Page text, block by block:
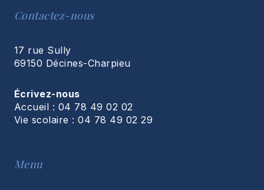
Contactez-nous
17 rue Sully
69150 Décines-Charpieu
Écrivez-nous
Accueil : 04 78 49 02 02
Vie scolaire : 04 78 49 02 29
Menu